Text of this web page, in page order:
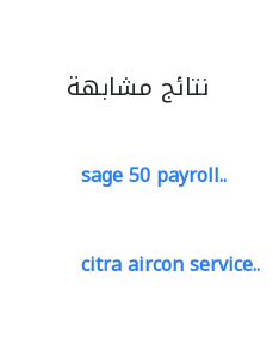
نتائج مشابهة
sage 50 payroll..
citra aircon service..